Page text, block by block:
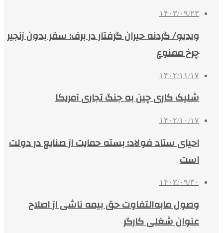
۱۴۰۳/۰۹/۲۳
ویدیو/ گردنه حیران گرفتار در برف؛ سفر بدون زنجیر
چرخ ممنوع
۱۴۰۲/۱۱/۱۷
شلیک کاری چین به جنگ تجاری آمریکا
۱۴۰۲/۱۰/۱۷
احیای ستاد فولاد؛ بسته حمایت از صنایع در دولت
است
۱۴۰۳/۰۹/۳۰
وصول مابه‌التفاوت حق بیمه ناشی از اصلاح
عنوان شغلی کارگر